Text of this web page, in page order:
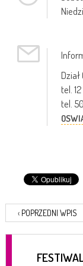
tel.
tel.
‹ POPRZEDNI WPIS